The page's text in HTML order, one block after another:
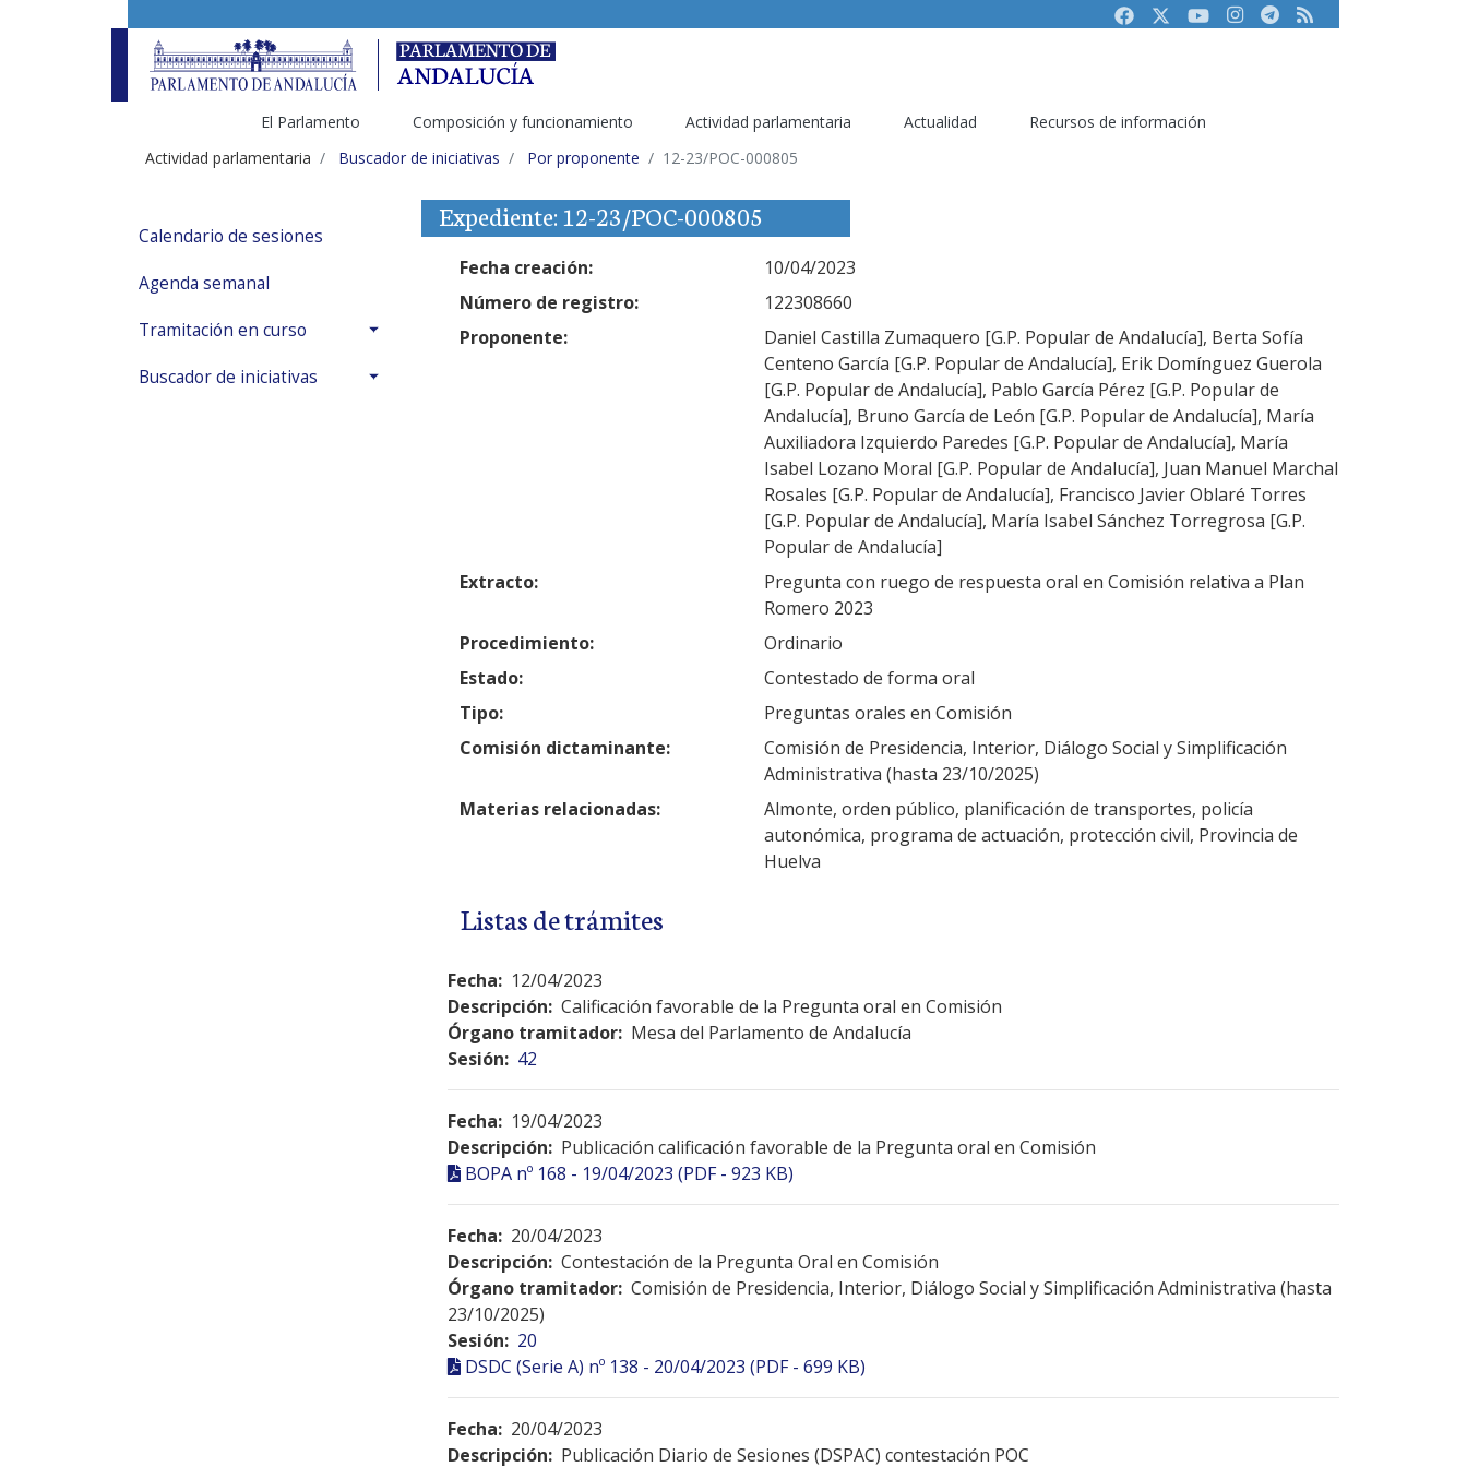
FacebookTwitterYoutubeInstagram
Telegram
RSS
El Parlamento Composición y funcionamiento Actividad parlamentaria Actualidad
Recursos de información
Actividad parlamentaria
Buscador de iniciativas Por proponente 12-23/POC-000805
Calendario de sesiones
Agenda semanal
Tramitación en curso
Buscador de iniciativas
Expediente: 12-23/POC-000805
Fecha creación:
10/04/2023
Número de registro:
122308660
Proponente:
Daniel Castilla Zumaquero [G.P. Popular de Andalucía], Berta Sofía
Centeno García [G.P. Popular de Andalucía], Erik Domínguez Guerola
[G.P. Popular de Andalucía], Pablo García Pérez [G.P. Popular de
Andalucía], Bruno García de León [G.P. Popular de Andalucía], María
Auxiliadora Izquierdo Paredes [G.P. Popular de Andalucía], María
Isabel Lozano Moral [G.P. Popular de Andalucía], Juan Manuel Marchal
Rosales [G.P. Popular de Andalucía], Francisco Javier Oblaré Torres
[G.P. Popular de Andalucía], María Isabel Sánchez Torregrosa [G.P.
Popular de Andalucía]
Extracto:
Pregunta con ruego de respuesta oral en Comisión relativa a Plan
Romero 2023
Procedimiento:
Ordinario
Estado:
Contestado de forma oral
Tipo:
Preguntas orales en Comisión
Comisión dictaminante:
Comisión de Presidencia, Interior, Diálogo Social y Simplificación
Administrativa (hasta 23/10/2025)
Materias relacionadas:
Almonte, orden público, planificación de transportes, policía
autonómica, programa de actuación, protección civil, Provincia de
Huelva
Listas de trámites
Fecha: 12/04/2023
Descripción: Calificación favorable de la Pregunta oral en Comisión
Órgano tramitador: Mesa del Parlamento de Andalucía
Sesión: 42
Fecha: 19/04/2023
Descripción: Publicación calificación favorable de la Pregunta oral en Comisión
BOPA nº 168 - 19/04/2023 (PDF - 923 KB)
Fecha: 20/04/2023
Descripción: Contestación de la Pregunta Oral en Comisión
Órgano tramitador: Comisión de Presidencia, Interior, Diálogo Social y Simplificación Administrativa (hasta
23/10/2025)
Sesión: 20
DSDC (Serie A) nº 138 - 20/04/2023 (PDF - 699 KB)
Fecha: 20/04/2023
Descripción: Publicación Diario de Sesiones (DSPAC) contestación POC